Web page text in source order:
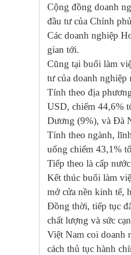
Cộng đồng doanh
đầu tư của Chính
Các doanh nghiệp
gian tới.
Cũng tại buổi làm
tư của doanh
Tính theo địa
USD, chiếm 44,6%
Dương (9%), và Đà
Tính theo ngành,
uống chiếm 43,1%
Tiếp theo là cấp
Kết thúc buổi làm
mở cửa nền kinh tế,
Đồng thời, tiếp tục
chất lượng và sức
Việt Nam coi doanh
cách thủ tục hành